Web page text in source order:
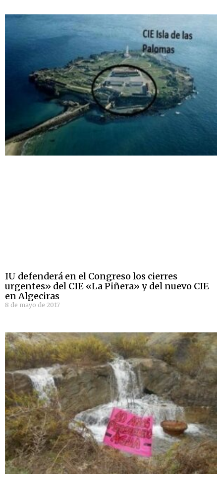
IU defenderá en el Congreso los cierres
urgentes» del CIE «La Piñera» y del nuevo CIE
en Algeciras
8 de mayo de 2017